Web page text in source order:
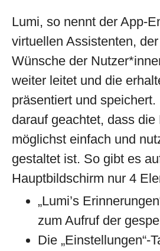
Lumi, so nennt der App-
virtuellen Assistenten,
Wünsche der
weiter leitet und die
präsentiert und speichert.
darauf geachtet, dass die
möglichst einfach und
gestaltet ist. So gibt es
Hauptbildschirm nur 4
„Lumi’s
zum Aufruf der
Die „Einstellungen“-